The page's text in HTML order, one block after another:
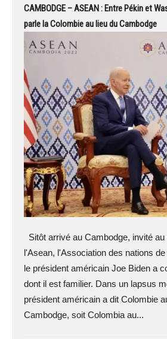
CAMBODGE – ASEAN : Entre Pékin et
parle la Colombie au lieu du Cambodge
Sitôt arrivé au Cambodge, invité
l'Asean, l'Association des nations
le président américain Joe Biden a
dont il est familier. Dans un lapsus
président américain a dit Colombie
Cambodge, soit Colombia au...